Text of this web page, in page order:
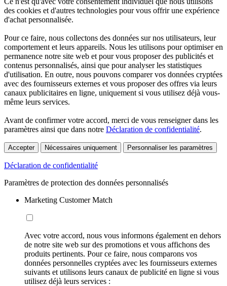
des cookies et d'autres technologies pour vous offrir une expérience
d'achat personnalisée.
Pour ce faire, nous collectons des données sur nos utilisateurs, leur
comportement et leurs appareils. Nous les utilisons pour optimiser en
permanence notre site web et pour vous proposer des publicités et
contenus personnalisés, ainsi que pour analyser les statistiques
d'utilisation. En outre, nous pouvons comparer vos données cryptées
avec des fournisseurs externes et vous proposer des offres via leurs
canaux publicitaires en ligne, uniquement si vous utilisez déjà vous-
même leurs services.
Avant de confirmer votre accord, merci de vous renseigner dans les
paramètres ainsi que dans notre Déclaration de confidentialité.
Accepter Nécessaires uniquement Personnaliser les paramètres
Déclaration de confidentialité
Paramètres de protection des données personnalisés
Marketing Customer Match
Avec votre accord, nous vous informons également en dehors
de notre site web sur des promotions et vous affichons des
produits pertinents. Pour ce faire, nous comparons vos
données personnelles cryptées avec les fournisseurs externes
suivants et utilisons leurs canaux de publicité en ligne si vous
utilisez déjà leurs services :